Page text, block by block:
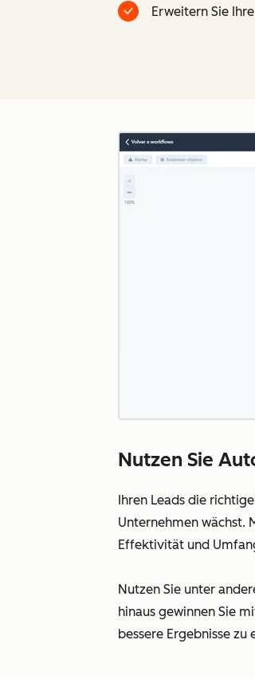
Erweitern Sie
Nutzen Sie
Ihren Leads die
Unternehmen wächst.
Effektivität und
Nutzen Sie unter
hinaus gewinnen Sie
bessere Ergebnisse zu